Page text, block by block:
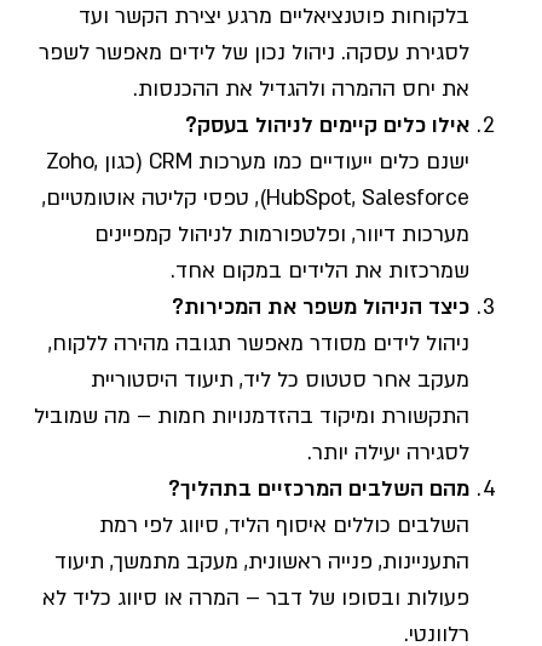
בלקוחות פוטנציאליים מרגע יצירת הקשר ועד
לסגירת עסקה. ניהול נכון של לידים מאפשר לשפר
את יחס ההמרה ולהגדיל את ההכנסות.
אילו כלים קיימים לניהול בעסק?
ישנם כלים ייעודיים כמו מערכות CRM (כגון Zoho,
HubSpot, Salesforce), טפסי קליטה אוטומטיים,
מערכות דיוור, ופלטפורמות לניהול קמפיינים
שמרכזות את הלידים במקום אחד.
כיצד הניהול משפר את המכירות?
ניהול לידים מסודר מאפשר תגובה מהירה ללקוח,
מעקב אחר סטטוס כל ליד, תיעוד היסטוריית
התקשורת ומיקוד בהזדמנויות חמות – מה שמוביל
לסגירה יעילה יותר.
מהם השלבים המרכזיים בתהליך?
השלבים כוללים איסוף הליד, סיווג לפי רמת
התעניינות, פנייה ראשונית, מעקב מתמשך, תיעוד
פעולות ובסופו של דבר – המרה או סיווג כליד לא
רלוונטי.